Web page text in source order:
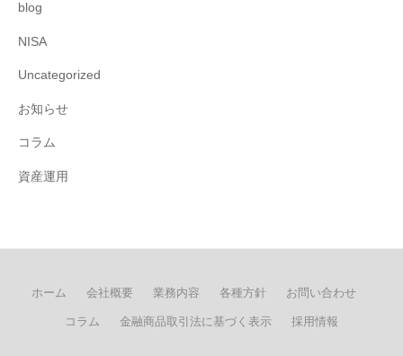
blog
NISA
Uncategorized
お知らせ
コラム
資産運用
ホーム 会社概要 業務内容 各種方針 お問い合わせ
コラム 金融商品取引法に基づく表示 採用情報